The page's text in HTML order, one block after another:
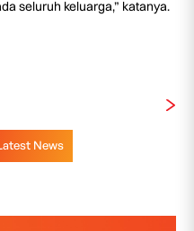
seluruh keluarga,” katanya.
News